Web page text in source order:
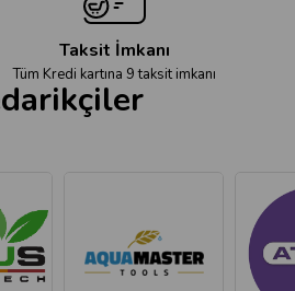
Taksit İmkanı
Tüm Kredi kartına 9 taksit imkanı